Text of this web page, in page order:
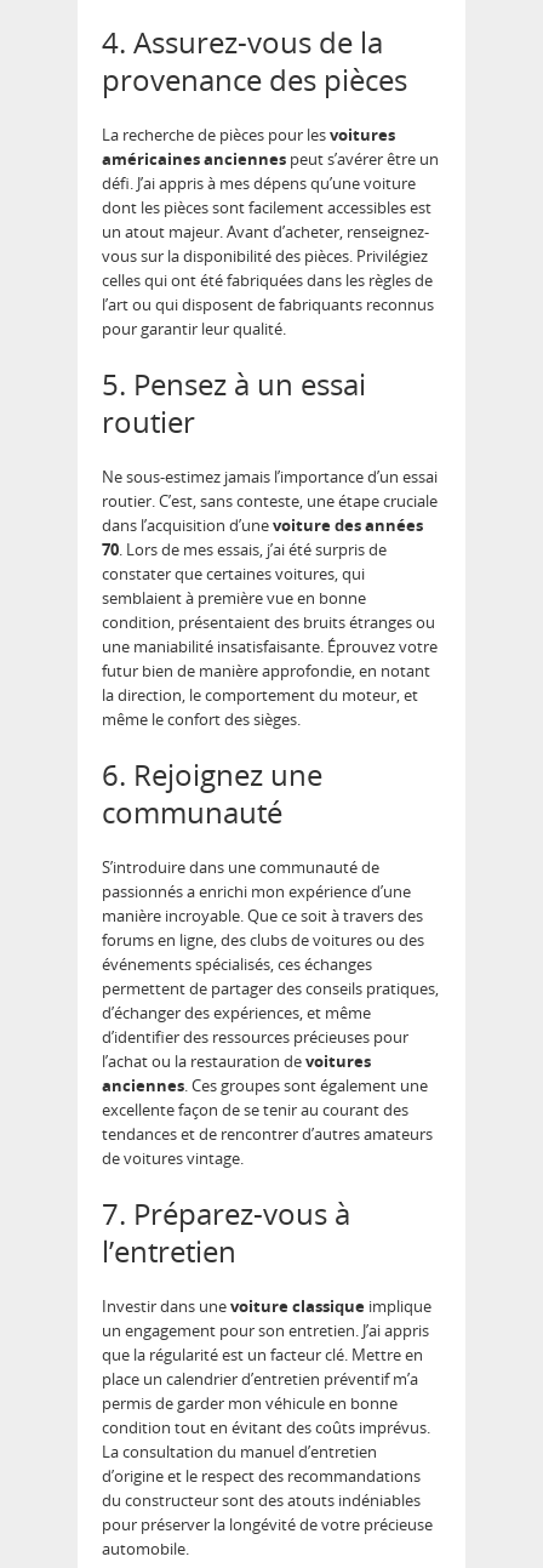
4. Assurez-vous de la
provenance des pièces
La recherche de pièces pour lesvoitures
américaines anciennes peut s’avérer être un
défi. J’ai appris à mes dépens qu’une voiture
dont les pièces sont facilement accessibles est
un atout majeur. Avant d’acheter, renseignez-
vous sur la disponibilité des pièces. Privilégiez
celles qui ont été fabriquées dans les règles de
l’art ou qui disposent de fabriquants reconnus
pour garantir leur qualité.
5. Pensez à un essai
routier
Ne sous-estimez jamais l’importance d’un essai
routier. C’est, sans conteste, une étape cruciale
dans l’acquisition d’unevoiture des années
70. Lors de mes essais, j’ai été surpris de
constater que certaines voitures, qui
semblaient à première vue en bonne
condition, présentaient des bruits étranges ou
une maniabilité insatisfaisante. Éprouvez votre
futur bien de manière approfondie, en notant
la direction, le comportement du moteur, et
même le confort des sièges.
6. Rejoignez une
communauté
S’introduire dans une communauté de
passionnés a enrichi mon expérience d’une
manière incroyable. Que ce soit à travers des
forums en ligne, des clubs de voitures ou des
événements spécialisés, ces échanges
permettent de partager des conseils pratiques,
d’échanger des expériences, et même
d’identifier des ressources précieuses pour
l’achat ou la restauration devoitures
anciennes. Ces groupes sont également une
excellente façon de se tenir au courant des
tendances et de rencontrer d’autres amateurs
de voitures vintage.
7. Préparez-vous à
l’entretien
Investir dans unevoiture classique implique
un engagement pour son entretien. J’ai appris
que la régularité est un facteur clé. Mettre en
place un calendrier d’entretien préventif m’a
permis de garder mon véhicule en bonne
condition tout en évitant des coûts imprévus.
La consultation du manuel d’entretien
d’origine et le respect des recommandations
du constructeur sont des atouts indéniables
pour préserver la longévité de votre précieuse
automobile.